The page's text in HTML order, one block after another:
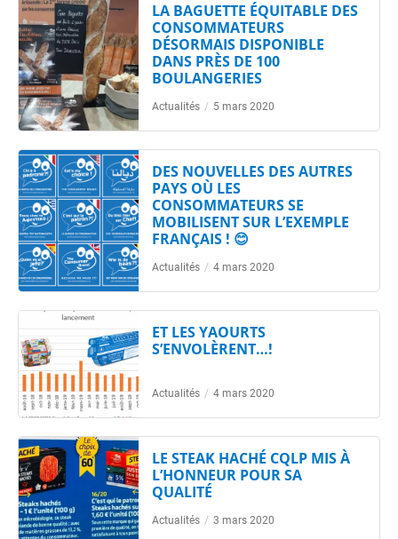
LA BAGUETTE ÉQUITABLE DES
CONSOMMATEURS
DÉSORMAIS DISPONIBLE
DANS PRÈS DE 100
BOULANGERIES
Actualités / 5 mars 2020
DES NOUVELLES DES AUTRES
PAYS OÙ LES
CONSOMMATEURS SE
MOBILISENT SUR L’EXEMPLE
FRANÇAIS ! 😊
Actualités / 4 mars 2020
ET LES YAOURTS
S’ENVOLÈRENT…!
Actualités / 4 mars 2020
LE STEAK HACHÉ CQLP MIS À
L’HONNEUR POUR SA
QUALITÉ
Actualités / 3 mars 2020